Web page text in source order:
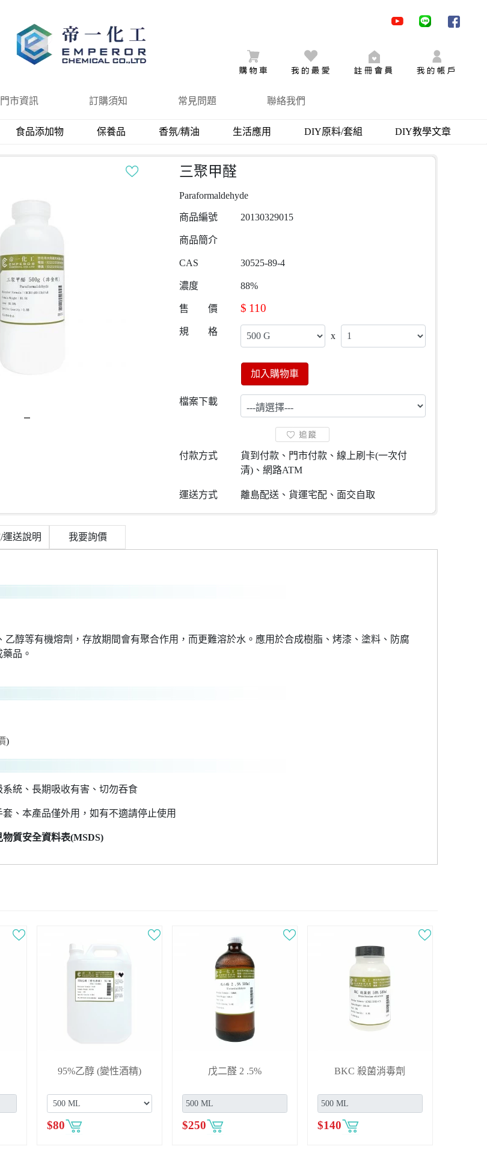
youtube
門市資訊 訂購須知 常見問題 聯絡我們
食品添加物 保養品 香氛/精油 生活應用 DIY原料/套組 DIY教學文章
三聚甲醛
Paraformaldehyde
商品編號 20130329015
商品簡介
CAS 30525-89-4
濃度 88%
售 價 $ 110
規 格 x
加入購物車
檔案下載
付款方式
貨到付款、門市付款、線上刷卡(一次付
清)、網路ATM
運送方式 離島配送、貨運宅配、面交自取
運送說明 我要詢價
乙醇等有機熔劑，存放期間會有聚合作用，而更難溶於水。應用於合成樹脂、烤漆、塗料、防腐
品。
)
統、長期吸收有害、切勿吞食
、本產品僅外用，如有不適請停止使用
質安全資料表(MSDS)
95%乙醇 (變性酒精)
$80
戊二醛 2 .5%
$250
BKC 殺菌消毒劑
$140